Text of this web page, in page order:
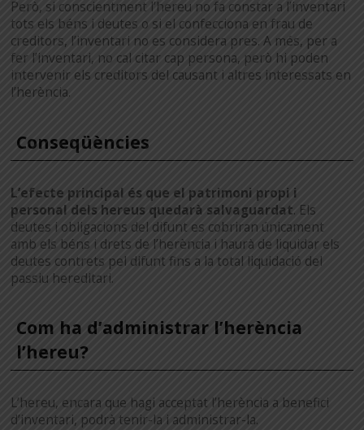
Però, si conscientment l’hereu no fa constar a l’inventari
tots els béns i deutes o si el confecciona en frau de
creditors, l’inventari no es considera pres. A més, per a
fer l’inventari, no cal citar cap persona, però hi poden
intervenir els creditors del causant i altres interessats en
l’herència.
Conseqüències
L’efecte principal és que el patrimoni propi i
personal dels hereus quedarà salvaguardat. Els
deutes i obligacions del difunt es cobriran únicament
amb els béns i drets de l’herència i haurà de liquidar els
deutes contrets pel difunt fins a la total liquidació del
passiu hereditari.
Com ha d’administrar l’herència
l’hereu?
L’hereu, encara que hagi acceptat l’herència a benefici
d’inventari, podrà tenir-la i administrar-la.